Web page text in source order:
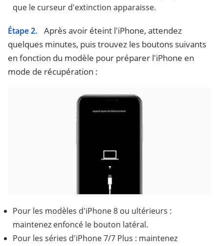
que le curseur d'extinction apparaisse.
Étape 2.
Après avoir éteint l'iPhone, attendez
quelques minutes, puis trouvez les boutons suivants
en fonction du modèle pour préparer l'iPhone en
mode de récupération :
Pour les modèles d'iPhone 8 ou ultérieurs :
maintenez enfoncé le bouton latéral.
Pour les séries d'iPhone 7/7 Plus : maintenez